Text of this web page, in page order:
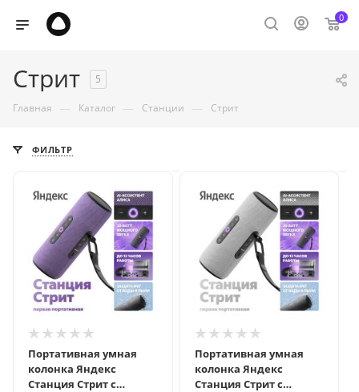
0
Стрит 5
Главная — Каталог — Станции — Стрит
ФИЛЬТР
Портативная умная
колонка Яндекс
Станция Стрит с
Портативная умная
колонка Яндекс
Станция Стрит с